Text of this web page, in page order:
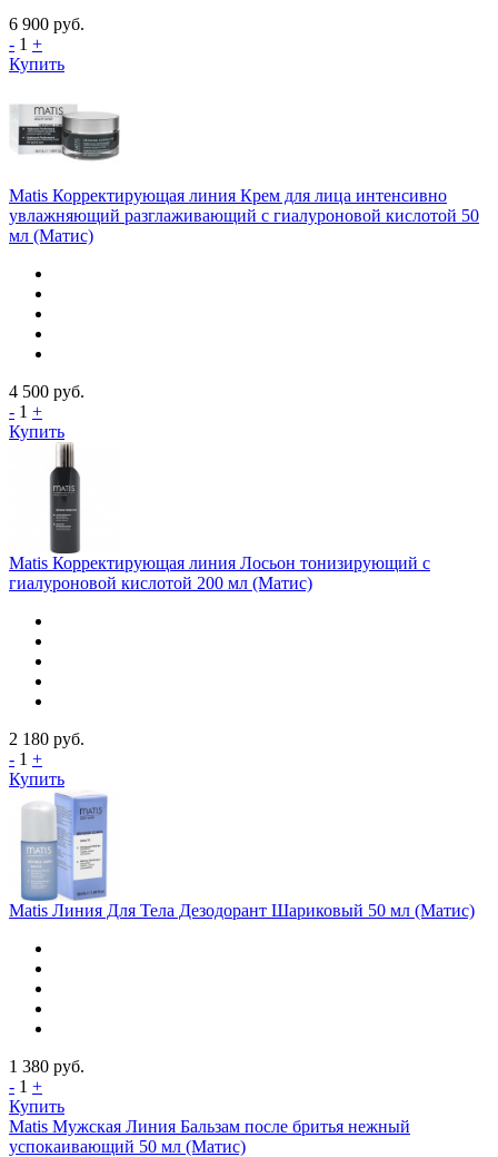
6 900 руб.
- 1 +
Купить
Matis Корректирующая линия Крем для лица интенсивно
увлажняющий разглаживающий с гиалуроновой кислотой 50
мл (Матис)
4 500 руб.
- 1 +
Купить
Matis Корректирующая линия Лосьон тонизирующий с
гиалуроновой кислотой 200 мл (Матис)
2 180 руб.
- 1 +
Купить
Matis Линия Для Тела Дезодорант Шариковый 50 мл (Матис)
1 380 руб.
- 1 +
Купить
Matis Мужская Линия Бальзам после бритья нежный
успокаивающий 50 мл (Матис)